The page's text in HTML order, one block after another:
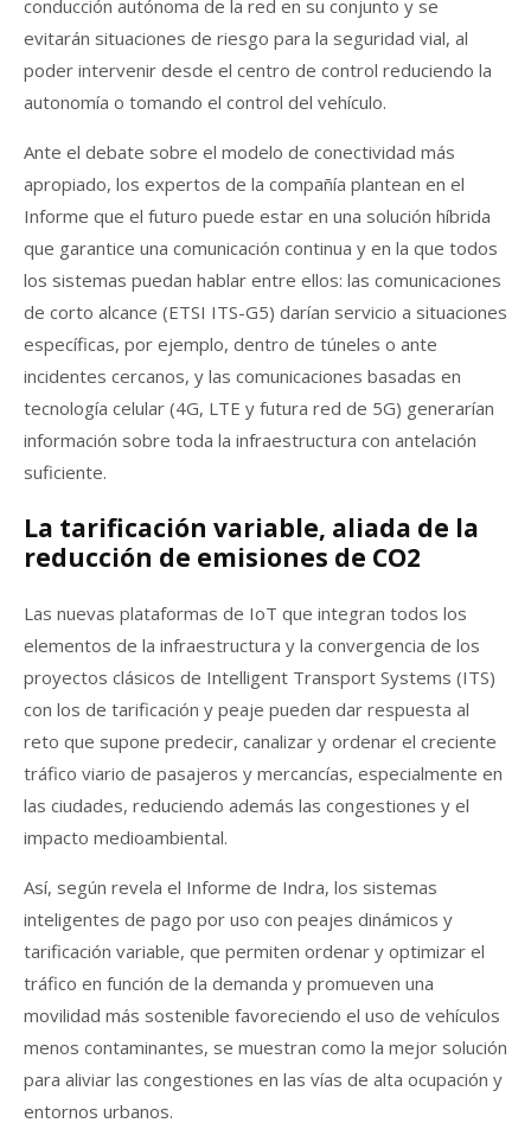
conducción autónoma de la red en su conjunto y se
evitarán situaciones de riesgo para la seguridad vial, al
poder intervenir desde el centro de control reduciendo la
autonomía o tomando el control del vehículo.
Ante el debate sobre el modelo de conectividad más
apropiado, los expertos de la compañía plantean en el
Informe que el futuro puede estar en una solución híbrida
que garantice una comunicación continua y en la que todos
los sistemas puedan hablar entre ellos: las comunicaciones
de corto alcance (ETSI ITS-G5) darían servicio a situaciones
específicas, por ejemplo, dentro de túneles o ante
incidentes cercanos, y las comunicaciones basadas en
tecnología celular (4G, LTE y futura red de 5G) generarían
información sobre toda la infraestructura con antelación
suficiente.
La tarificación variable, aliada de la
reducción de emisiones de CO2
Las nuevas plataformas de IoT que integran todos los
elementos de la infraestructura y la convergencia de los
proyectos clásicos de Intelligent Transport Systems (ITS)
con los de tarificación y peaje pueden dar respuesta al
reto que supone predecir, canalizar y ordenar el creciente
tráfico viario de pasajeros y mercancías, especialmente en
las ciudades, reduciendo además las congestiones y el
impacto medioambiental.
Así, según revela el Informe de Indra, los sistemas
inteligentes de pago por uso con peajes dinámicos y
tarificación variable, que permiten ordenar y optimizar el
tráfico en función de la demanda y promueven una
movilidad más sostenible favoreciendo el uso de vehículos
menos contaminantes, se muestran como la mejor solución
para aliviar las congestiones en las vías de alta ocupación y
entornos urbanos.